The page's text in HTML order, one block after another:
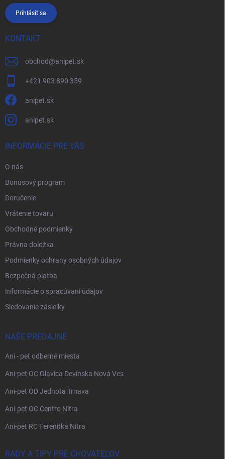
Prihlásiť sa
KONTAKT
obchod@anipet.sk
+421 903 890 359
anipet.sk
anipet.sk
INFORMÁCIE PRE VÁS
O nás
Bonusový program
Doručenie
Vrátenie tovaru
Obchodné podmienky
Právna doložka
Podmienky ochrany osobných údajov
Bezpečná platba
Informácie o spracúvaní údajov
Sledovanie zásielky
NAŠE PREDAJNE
Ani - pet odberné miesta
Ani-pet OC Glavica Devínska Nová Ves
Ani-pet OD Jednota Trnava
Ani-pet OC Centro Nitra
Ani-pet RC Ferenitka Nitra
RADY A TIPY PRE CHOVATEĽOV